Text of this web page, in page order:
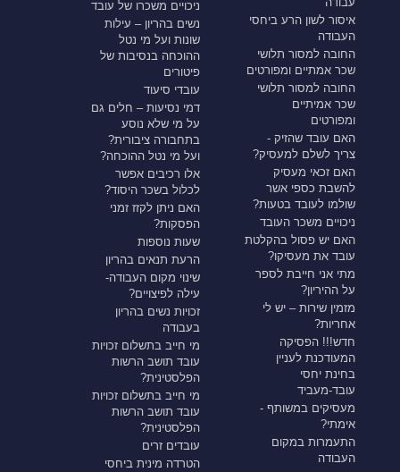
איסור לשון הרע ביחסי
העבודה
החובה למסור תלושי
שכר אמתיים ומפורטים
החובה למסור תלושי
שכר אמיתיים
ומפורטים
האם עובד שהזיק -
צריך לשלם למעסיק?
האם זכאי מעסיק
להשבת כספי אשר
שולמו לעובד בטעות?
ניכויים משכר העובד
האם יש פסול בהקלטת
עובד את מעסיקו?
מתי אני חייבת לספר
על ההיריון?
מזמין שירות – יש לי
אחריות?
חדש!!! הפסיקה
המעודכנת לעניין
בחינת יחסי
עובד-מעביד
מעסיקים במשותף -
אימתי?
התעמרות במקום
העבודה
ניכויים משכרו של עובד
נשים בהריון – עילות
שונות ועל מי נטל
ההוכחה בנסיבות של
פיטורים
עובדי סיעוד
דמי נסיעות – חלים גם
על מי שלא נוסע
בתחבורה ציבורית?
ועל מי נטל ההוכחה?
אלו רכיבים אפשר
לכלול בשכר היסוד?
האם ניתן לקזז זמני
הפסקות?
שעות נוספות
הרעת תנאים בהריון
שינוי מקום העבודה-
עילה לפיצויים?
זכויות נשים בהריון
בעבודה
מי חייב בתשלום זכויות
עובד תושב הרשות
הפלסטינית?
מי חייב בתשלום זכויות
עובד תושב הרשות
הפלסטינית?
עובדים זרים
הטרדה מינית ביחסי